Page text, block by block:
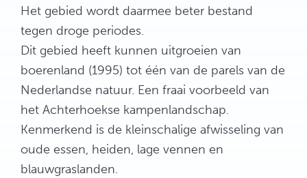
Het gebied wordt daarmee beter bestand
tegen droge periodes.
Dit gebied heeft kunnen uitgroeien van
boerenland (1995) tot één van de parels van de
Nederlandse natuur. Een fraai voorbeeld van
het Achterhoekse kampenlandschap.
Kenmerkend is de kleinschalige afwisseling van
oude essen, heiden, lage vennen en
blauwgraslanden.